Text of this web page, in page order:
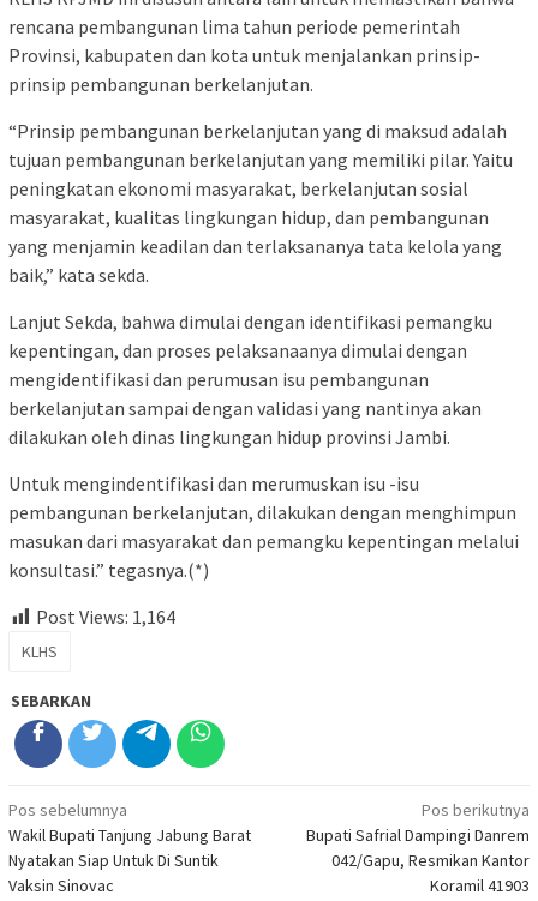
rencana pembangunan lima tahun periode pemerintah
Provinsi, kabupaten dan kota untuk menjalankan prinsip-
prinsip pembangunan berkelanjutan.
“Prinsip pembangunan berkelanjutan yang di maksud adalah
tujuan pembangunan berkelanjutan yang memiliki pilar. Yaitu
peningkatan ekonomi masyarakat, berkelanjutan sosial
masyarakat, kualitas lingkungan hidup, dan pembangunan
yang menjamin keadilan dan terlaksananya tata kelola yang
baik,” kata sekda.
Lanjut Sekda, bahwa dimulai dengan identifikasi pemangku
kepentingan, dan proses pelaksanaanya dimulai dengan
mengidentifikasi dan perumusan isu pembangunan
berkelanjutan sampai dengan validasi yang nantinya akan
dilakukan oleh dinas lingkungan hidup provinsi Jambi.
Untuk mengindentifikasi dan merumuskan isu -isu
pembangunan berkelanjutan, dilakukan dengan menghimpun
masukan dari masyarakat dan pemangku kepentingan melalui
konsultasi.” tegasnya.(*)
Post Views: 1,164
KLHS
SEBARKAN
Navigasi
pos
Pos sebelumnya
Wakil Bupati Tanjung Jabung Barat
Nyatakan Siap Untuk Di Suntik
Vaksin Sinovac
Pos berikutnya
Bupati Safrial Dampingi Danrem
042/Gapu, Resmikan Kantor
Koramil 41903